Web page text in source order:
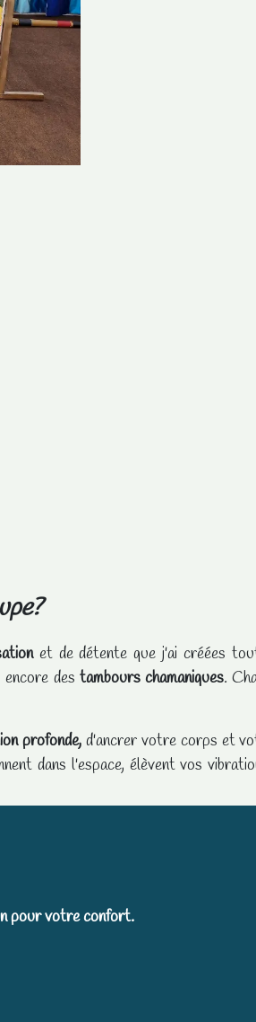
et de détente que j'ai créées
encore des tambours chamaniques.
profonde, d'ancrer votre corps et
dans l'espace, élèvent vos
pour votre confort.